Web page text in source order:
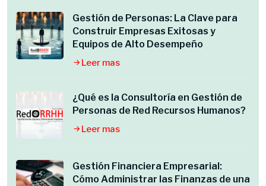
Gestión de Personas: La Clave para
Construir Empresas Exitosas y
Equipos de Alto Desempeño
Leer mas
¿Qué es la Consultoría en Gestión de
Personas de Red Recursos Humanos?
Leer mas
Gestión Financiera Empresarial:
Cómo Administrar las Finanzas de una